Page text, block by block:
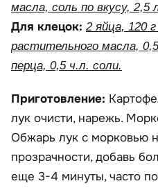
масла, соль по вкусу, 2,5
Для клецок: 2 яйца, 120
растительного масла,
перца, 0,5 ч.л. соли.
Приготовление:
лук очисти, нарежь.
Обжарь лук с морковью
прозрачности, добавь
еще 3-4 минуты, часто